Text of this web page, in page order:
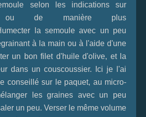
selon les indications sur
ou de manière plus
la semoule avec un peu
à la main ou à l'aide d'une
un bon filet d'huile d'olive, et la
dans un couscoussier. Ici je l'ai
conseillé sur le paquet, au micro-
les graines avec un peu
un peu. Verser le même volume